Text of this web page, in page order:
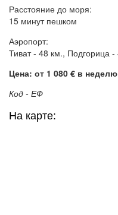
Расстояние до моря:
15 минут пешком
Аэропорт:
Тиват - 48 км., Подгорица
Цена: от 1 080 € в неделю
Код - ЕФ
На карте: